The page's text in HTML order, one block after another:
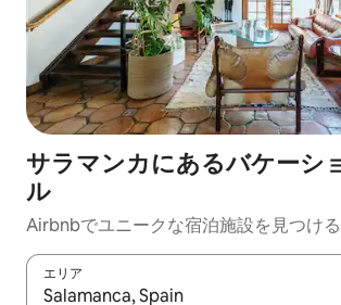
サラマンカにあるバケーシ
ル
Airbnbでユニークな宿泊施設を見つける
エリア
検索結果が表示されたら、上下の矢印キ